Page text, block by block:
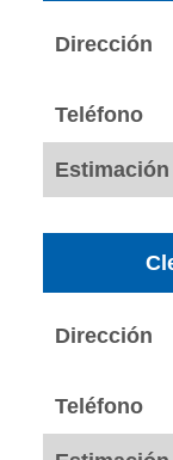
Dirección
Teléfono
Estimación
Dirección
Teléfono